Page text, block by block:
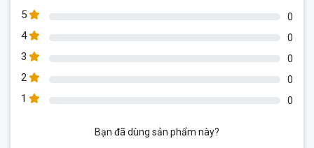
5 0
4 0
3 0
2 0
1 0
Bạn đã dùng sản phẩm này?